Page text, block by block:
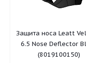
Защита носа Leatt
6.5 Nose Deflector
(8019100150)